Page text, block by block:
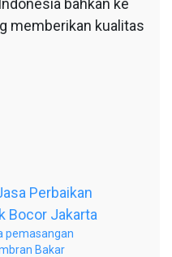
bahkan ke
memberikan kualitas
pemasangan
Bakar